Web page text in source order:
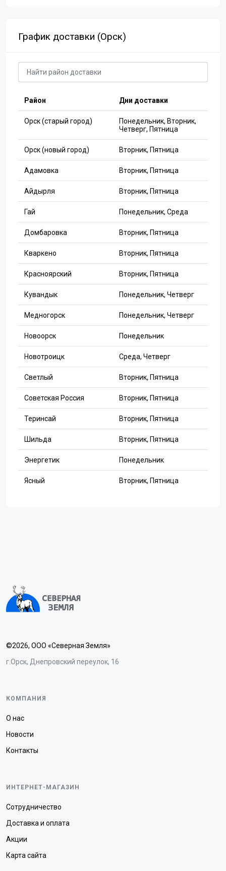
График доставки (Орск)
Район Дни доставки
Орск (старый город)
Понедельник, Вторник,
Четверг, Пятница
Орск (новый город) Вторник, Пятница
Адамовка Вторник, Пятница
Айдырля Вторник, Пятница
Гай Понедельник, Среда
Домбаровка Вторник, Пятница
Кваркено Вторник, Пятница
Красноярский Вторник, Пятница
Кувандык Понедельник, Четверг
Медногорск Понедельник, Четверг
Новоорск Понедельник
Новотроицк Среда, Четверг
Светлый Вторник, Пятница
Советская Россия Вторник, Пятница
Теринсай Вторник, Пятница
Шильда Вторник, Пятница
Энергетик Понедельник
Ясный Вторник, Пятница
©2026, ООО «Северная Земля»
г.Орск, Днепровский переулок, 16
КОМПАНИЯ
О нас
Новости
Контакты
ИНТЕРНЕТ-МАГАЗИН
Сотрудничество
Доставка и оплата
Акции
Карта сайта